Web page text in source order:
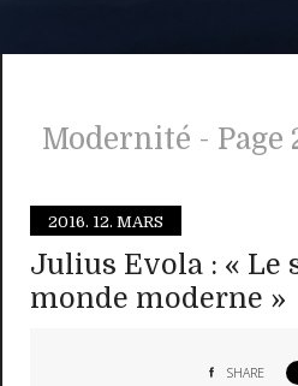
Modernité - Page
2016. 12. MARS
Julius Evola : « Le
monde moderne »
SHARE